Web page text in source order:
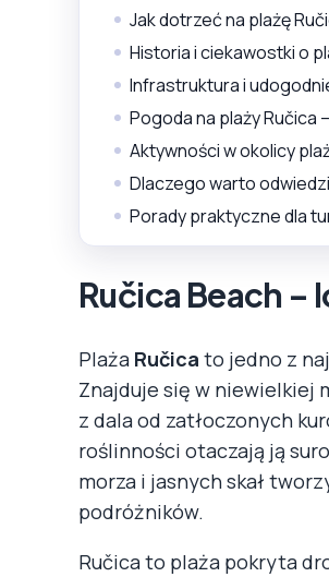
Jak dotrzeć na plażę
Historia i ciekawostki o
Infrastruktura i
Pogoda na plaży Ručica
Aktywności w okolicy
Dlaczego warto
Porady praktyczne dla
Ručica Beach
Plaża Ručica to jedno z
Znajduje się w niewielkiej
z dala od zatłoczonych
roślinności otaczają ją
morza i jasnych skał
podróżników.
Ručica to plaża pokryta